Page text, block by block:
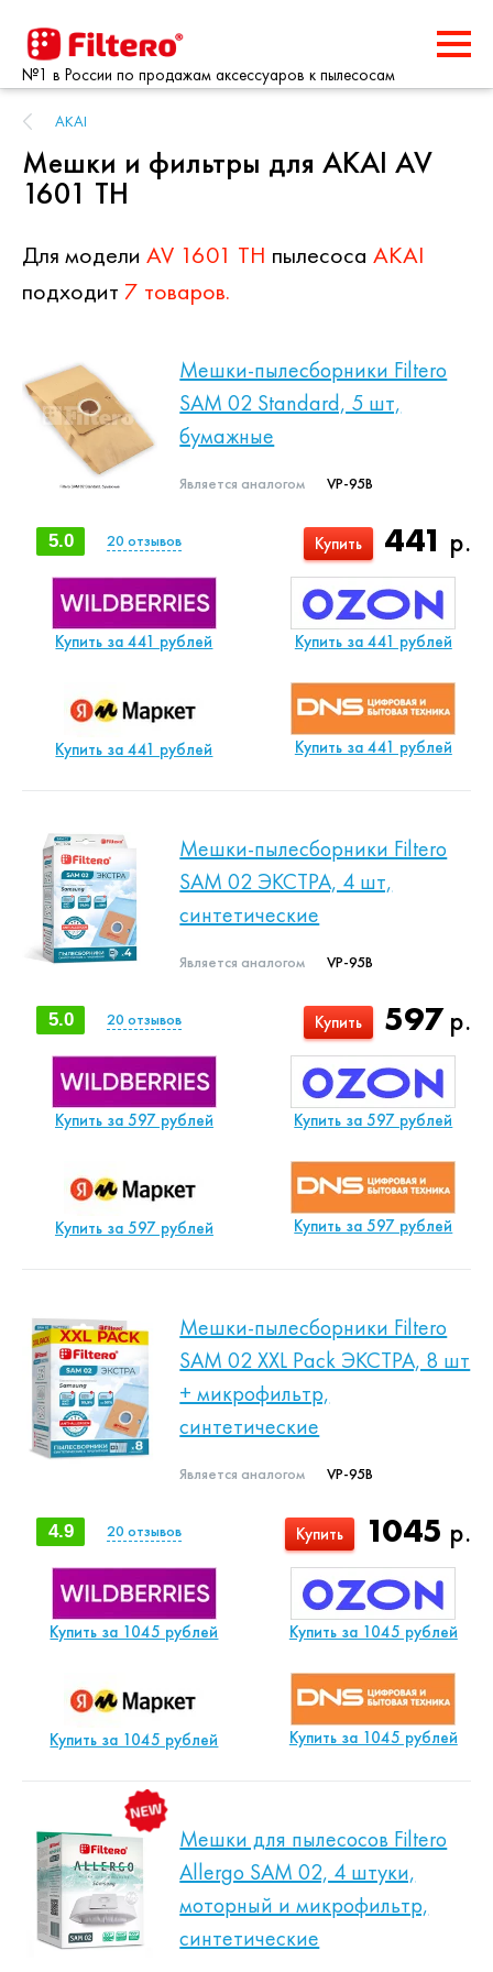
№1 в России по продажам аксессуаров к пылесосам
AKAI
Мешки и фильтры для AKAI AV
1601 TH
Для модели AV 1601 TH пылесоса AKAI
подходит 7 товаров.
Мешки-пылесборники Filtero
SAM 02 Standard, 5 шт,
бумажные
Является аналогом VP-95B
441 р.
Купить
5.0 20 отзывов
Купить за 441 рублей Купить за 441 рублей
Купить за 441 рублей Купить за 441 рублей
Мешки-пылесборники Filtero
SAM 02 ЭКСТРА, 4 шт,
синтетические
Является аналогом VP-95B
597р.
Купить
5.0 20 отзывов
Купить за 597 рублей Купить за 597 рублей
Купить за 597 рублей Купить за 597 рублей
Мешки-пылесборники Filtero
SAM 02 XXL Pack ЭКСТРА, 8 шт
+ микрофильтр,
синтетические
Является аналогом VP-95B
1045 р.
Купить
4.9 20 отзывов
Купить за 1045 рублей Купить за 1045 рублей
Купить за 1045 рублей Купить за 1045 рублей
Мешки для пылесосов Filtero
Allergo SAM 02, 4 штуки,
моторный и микрофильтр,
синтетические